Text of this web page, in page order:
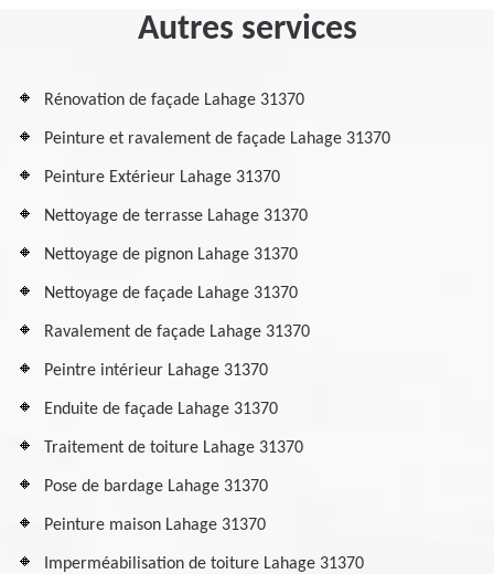
Autres services
Rénovation de façade Lahage 31370
Peinture et ravalement de façade Lahage 31370
Peinture Extérieur Lahage 31370
Nettoyage de terrasse Lahage 31370
Nettoyage de pignon Lahage 31370
Nettoyage de façade Lahage 31370
Ravalement de façade Lahage 31370
Peintre intérieur Lahage 31370
Enduite de façade Lahage 31370
Traitement de toiture Lahage 31370
Pose de bardage Lahage 31370
Peinture maison Lahage 31370
Imperméabilisation de toiture Lahage 31370